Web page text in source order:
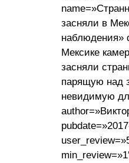
засняли в
наблюдения»
Мексике
засняли
парящую над
невидимую